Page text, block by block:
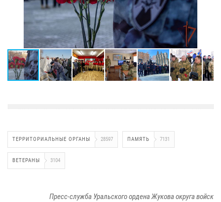
ТЕРРИТОРИАЛЬНЫЕ ОРГАНЫ 28597 ПАМЯТЬ 7131
ВЕТЕРАНЫ 3104
Пресс-служба Уральского ордена Жукова округа войск